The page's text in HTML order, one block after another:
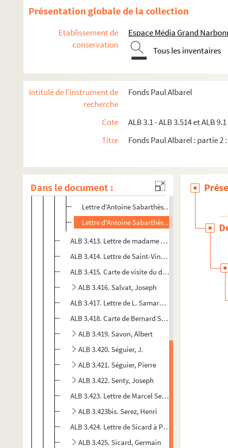
Présentation globale de la collection
Etablissement de
conservation
Espace Média Grand
Tous les inventaires
Intitulé de l'instrument de
recherche
Fonds Paul Albarel
Cote
ALB 3.1 - ALB 3.514 et ALB
Titre
Fonds Paul Albarel : partie
Dans le document :
F
G
M
N
ALB 3.412. Sabarthès, Antoine
Lettre d'Antoine Sabarthès
Lettre d'Antoine Sabarthès à Paul Albarel
Lettre d'Antoine Sabarthès à Paul Albarel
ALB 3.413. Lettre de madame Saint-Raymond à
ALB 3.414. Lettre de Saint-Vincent-Bressac
ALB 3.415. Carte de visite du duc de la Salle de
ALB 3.416. Salvat, Joseph
ALB 3.417. Lettre de L. Samaruc à Paul Albarel
ALB 3.418. Carte de Bernard Sarrieu
ALB 3.419. Savon, Albert
ALB 3.420. Séguier, J.
ALB 3.421. Séguier, Pierre
ALB 3.422. Senty, Joseph
ALB 3.423. Lettre de Marcel Senty à Paul Albarel
ALB 3.423bis. Serez, Henri
ALB 3.424. Lettre de Sicard à Paul Albarel
ALB 3.425. Sicard, Germain